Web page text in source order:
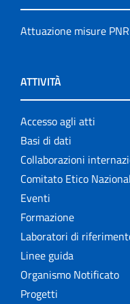
Attuazione misure
ATTIVITÀ
Accesso agli atti
Basi di dati
Collaborazioni
Comitato Etico
Eventi
Formazione
Laboratori di
Linee guida
Organismo Notificato
Progetti